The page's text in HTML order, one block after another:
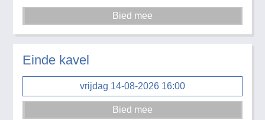
Einde kavel
vrijdag 14-08-2026 16:00